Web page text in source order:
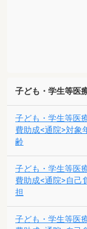
子ども・学生等医
子ども・学生等医
費助成<通院>対象
齢
子ども・学生等医
費助成<通院>自己
担
子ども・学生等医